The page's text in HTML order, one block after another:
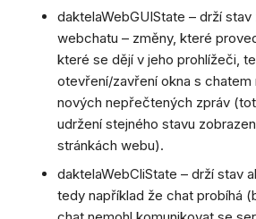
daktelaWebGUIState – drží
webchatu – změny, které
které se dějí v jeho prohlížeči,
otevření/zavření okna s
nových nepřečtených zpráv
udržení stejného stavu
stránkách webu).
daktelaWebCliState – drží stav
tedy například že chat probíhá